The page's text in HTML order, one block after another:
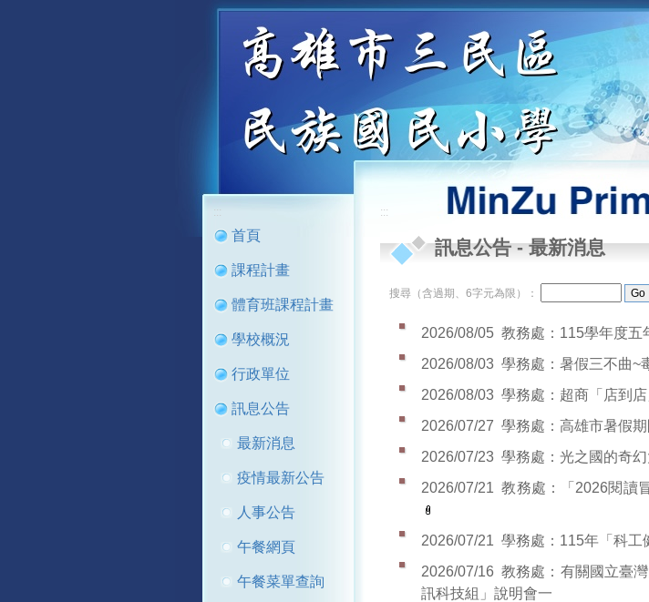
:::
首頁
課程計畫
體育班課程計畫
學校概況
行政單位
訊息公告
最新消息
疫情最新公告
人事公告
午餐網頁
午餐菜單查詢
:::
訊息公告-最新消息
搜尋（含過期、6字元為限）：
2026/08/05 教務處：115學年度五
2026/08/03 學務處：暑假三不曲~
2026/08/03 學務處：超商「店到
2026/07/27 學務處：高雄市暑假
2026/07/23 學務處：光之國的奇
2026/07/21教務處：「2026閱讀
2026/07/21 學務處：115年「科工
2026/07/16教務處：有關國立臺
訊科技組」說明會一